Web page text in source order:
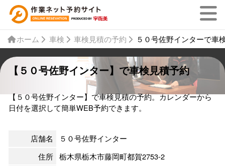
ホーム 車検 車検見積の予約 ５０号佐野インターで車
【５０号佐野インター】で車検見積予約
【５０号佐野インター】で車検見積の予約。カレンダーから
日付を選択して簡単WEB予約できます。
店舗名
５０号佐野インター
住所 栃木県栃木市藤岡町都賀2753-2